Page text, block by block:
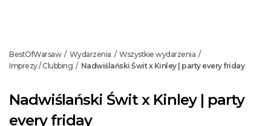
BestOfWarsaw / Wydarzenia / Wszystkie wydarzenia /
Imprezy / Clubbing / Nadwiślański Świt x Kinley | party every friday
Nadwiślański Świt x Kinley | party
every friday